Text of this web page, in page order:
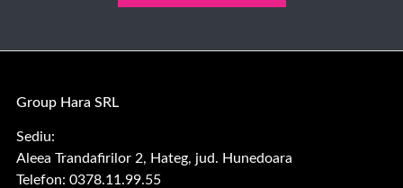
Group Hara SRL
Sediu:
Aleea Trandafirilor 2, Hateg, jud. Hunedoara
Telefon: 0378.11.99.55